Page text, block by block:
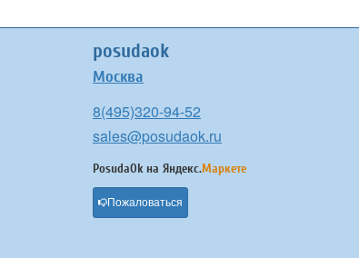
posudaok
Москва
8(495)320-94-52
sales@posudaok.ru
PosudaOk на Яндекс.Маркете
Пожаловаться